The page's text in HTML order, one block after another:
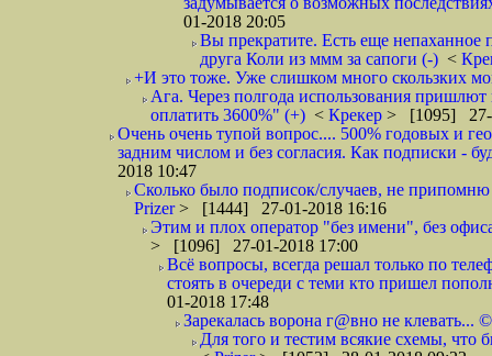
01-2018 20:05
Вы прекратите. Есть еще непаханное
друга Коли из ммм за сапоги (-) <
+И это тоже. Уже слишком много скользких
Ага. Через полгода использования
оплатить 3600%" (+) < Крекер > [1095] 27-
Очень очень тупой вопрос.... 500% годовых и
задним числом и без согласия. Как подписки -
2018 10:47
Сколько было подписок/случаев, не
Prizer> [1444] 27-01-2018 16:16
Этим и плох оператор "без имени", без
> [1096] 27-01-2018 17:00
Всё вопросы, всегда решал только по
стоять в очереди с теми кто пришел
01-2018 17:48
Зарекалась ворона г@вно не клевать...
Для того и тестим всякие схемы, что